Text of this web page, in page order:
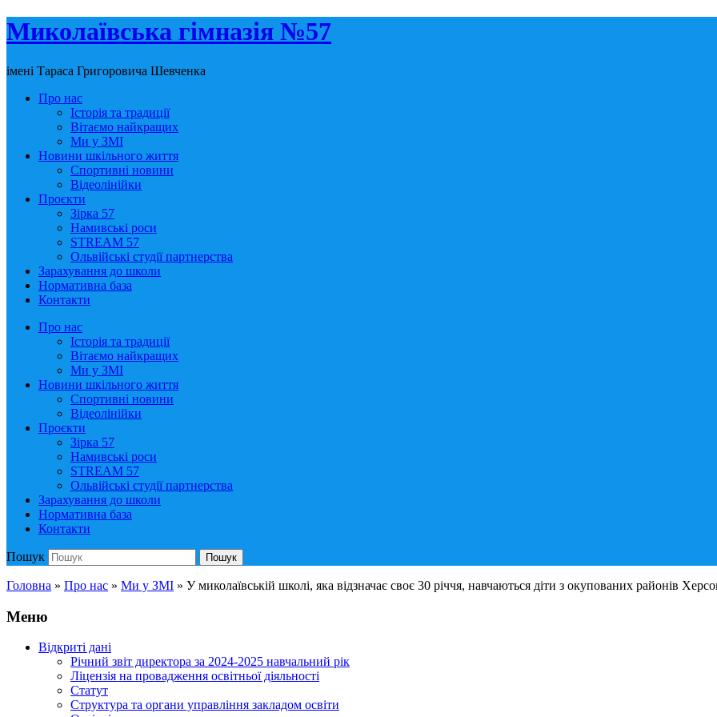
Миколаївська гімназія №57
імені Тараса Григоровича Шевченка
Про нас
Історія та традиції
Вітаємо найкращих
Ми у ЗМІ
Новини шкільного життя
Спортивні новини
Відеолінійки
Проєкти
Зірка 57
Намивські роси
STREAM 57
Ольвійські студії партнерства
Зарахування до школи
Нормативна база
Контакти
Про нас
Історія та традиції
Вітаємо найкращих
Ми у ЗМІ
Новини шкільного життя
Спортивні новини
Відеолінійки
Проєкти
Зірка 57
Намивські роси
STREAM 57
Ольвійські студії партнерства
Зарахування до школи
Нормативна база
Контакти
Пошук Пошук
Головна » Про нас » Ми у ЗМІ » У миколаївській школі, яка відзначає своє 30 річчя, навчаються діти з окупованих районів
Меню
Відкриті дані
Річний звіт директора за 2024-2025 навчальний рік
Ліцензія на провадження освітньої діяльності
Статут
Структура та органи управління закладом освіти